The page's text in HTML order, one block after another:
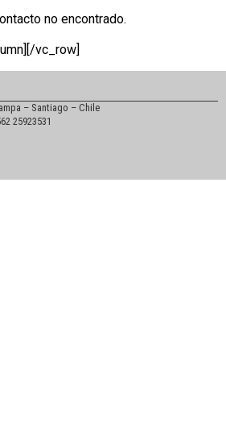
no encontrado.
vc_row]
– Santiago – Chile
25923531